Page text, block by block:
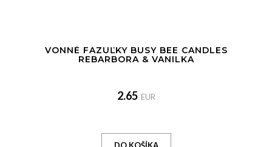
VONNÉ FAZUĽKY BUSY BEE CANDLES
REBARBORA & VANILKA
2.65 EUR